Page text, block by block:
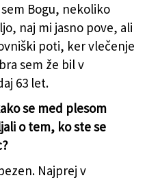
Bogu, nekoliko
naj mi jasno pove, ali
poti, ker vlečenje
sem že bil v
63 let.
se med plesom
o tem, ko ste se
Najprej v